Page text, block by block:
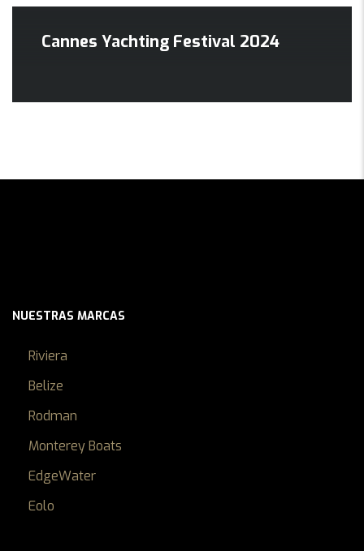
Cannes Yachting Festival 2024
NUESTRAS MARCAS
Riviera
Belize
Rodman
Monterey Boats
EdgeWater
Eolo